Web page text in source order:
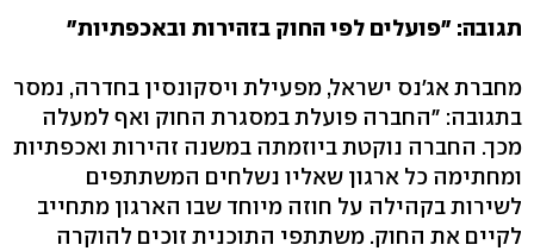
תגובה: "פועלים לפי החוק בזהירות ובאכפתיות"
מחברת אג'נס ישראל, מפעילת ויסקונסין בחדרה, נמסר
בתגובה: "החברה פועלת במסגרת החוק ואף למעלה
מכך. החברה נוקטת ביוזמתה במשנה זהירות ואכפתיות
ומחתימה כל ארגון שאליו נשלחים המשתתפים
לשירות בקהילה על חוזה מיוחד שבו הארגון מתחייב
לקיים את החוק. משתתפי התוכנית זוכים להוקרה